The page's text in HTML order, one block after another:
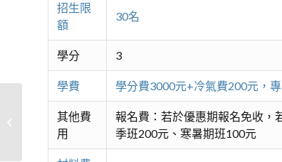
招生限
額
30名
學分 3
學費 學分費3000元+冷氣費200元，
其他費
用
報名費：若於優惠期報名免收，
季班200元、寒暑期班100元
互動觀光美語進階